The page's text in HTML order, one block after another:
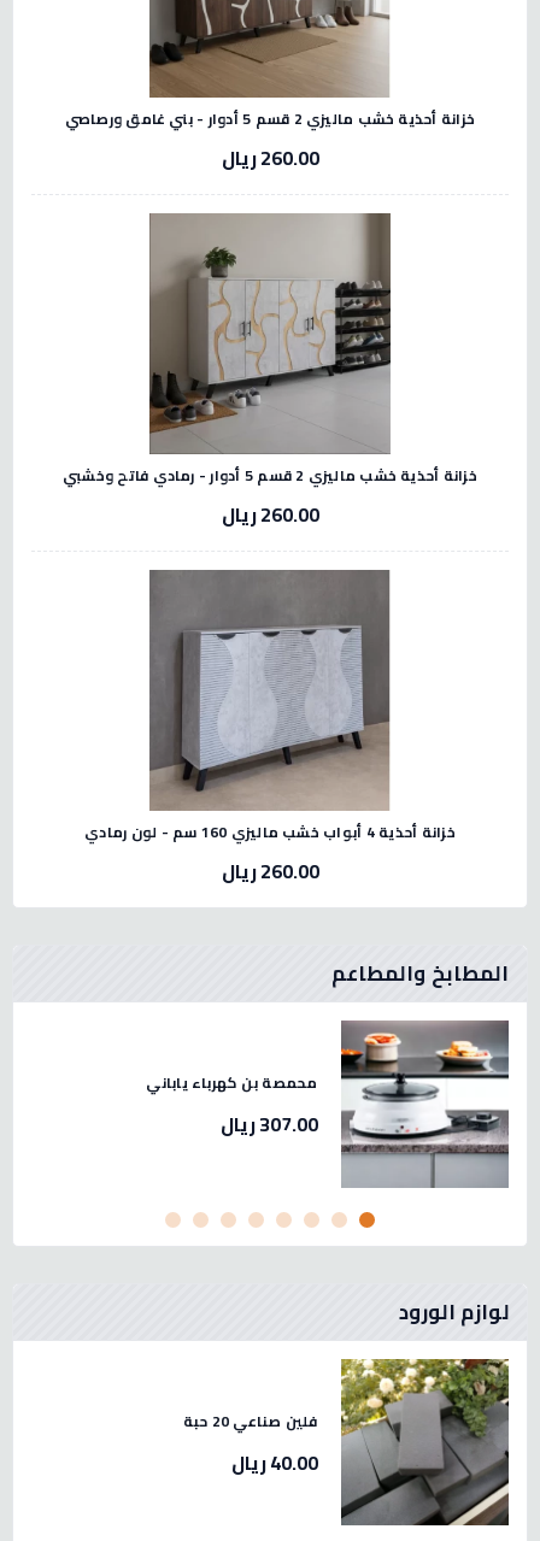
خزانة أحذية خشب ماليزي 2 قسم 5 أدوار - بني غامق ورصاصي
260.00 ريال
خزانة أحذية خشب ماليزي 2 قسم 5 أدوار - رمادي فاتح وخشبي
260.00 ريال
خزانة أحذية 4 أبواب خشب ماليزي 160 سم - لون رمادي
260.00 ريال
المطابخ والمطاعم
محمصة بن كهرباء ياباني
307.00 ريال
لوازم الورود
فلين صناعي 20 حبة
40.00 ريال